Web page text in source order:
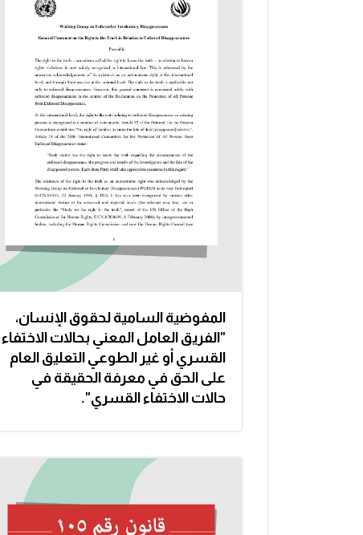
المفوضية السامية لحقوق الإنسان،
"الفريق العامل المعني بحالات الاختفاء
القسري أو غير الطوعي التعليق العام
على الحق في معرفة الحقيقة في
حالات الاختفاء القسري".